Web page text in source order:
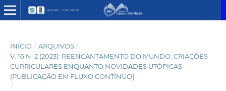
INÍCIO / ARQUIVOS /
V. 16 N. 2 (2023): REENCANTAMENTO DO MUNDO: CRIAÇÕES
CURRICULARES ENQUANTO NOVIDADES UTÓPICAS
[PUBLICAÇÃO EM FLUXO CONTÍNUO]
/